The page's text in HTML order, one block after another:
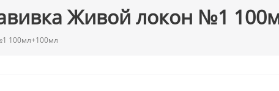
Живой локон №1
100мл+100мл